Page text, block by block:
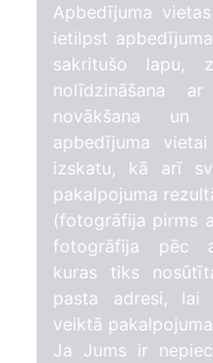
Apbedījuma
ietilpst
sakritušo lapu,
nolīdzināšana
novākšana
apbedījuma
izskatu, kā arī
pakalpojuma
(fotogrāfija pirms
fotogrāfija pēc
kuras tiks
pasta adresi, lai
veiktā
Ja Jums ir